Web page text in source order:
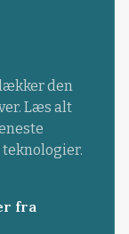
den
Læs alt
fra